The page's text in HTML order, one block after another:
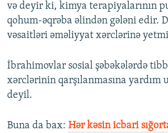
və deyir ki, kimya terapiyalarının
qohum-əqrəba əlindən gələni edir.
vəsaitləri əməliyyat xərclərinə
İbrahimovlar sosial şəbəkələrdə
xərclərinin qarşılanmasına yardım
deyil.
Buna da bax:​ Hər kəsin icbari